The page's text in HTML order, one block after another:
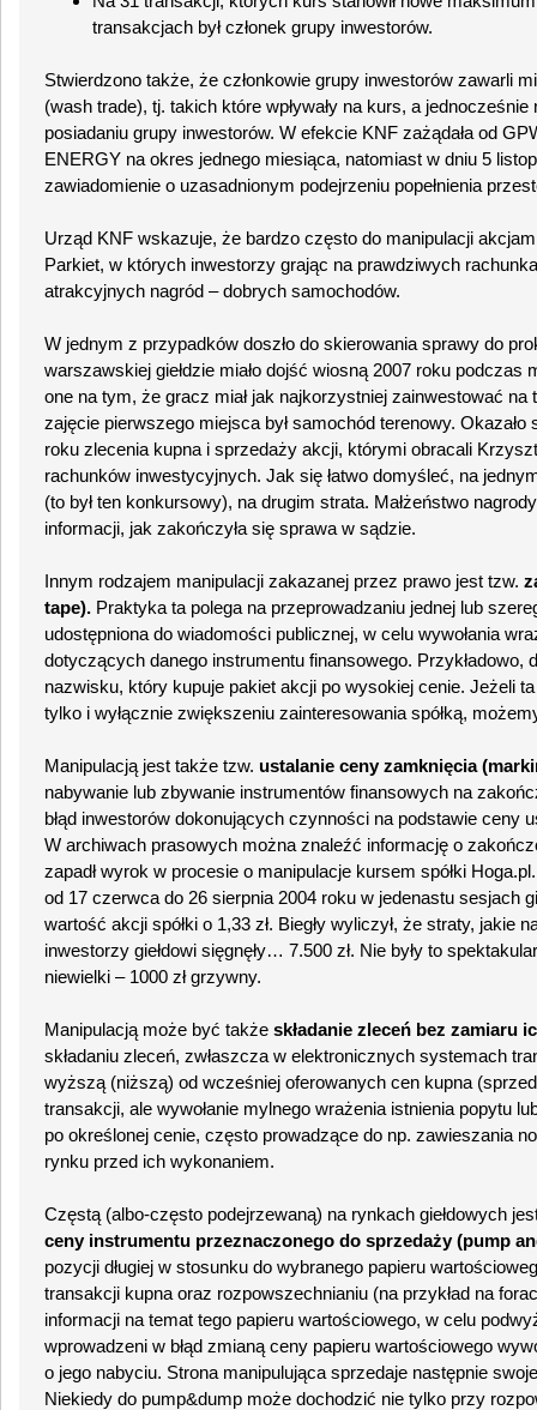
transakcjach był członek grupy inwestorów.
Stwierdzono także, że członkowie grupy inwestorów zawarli
(wash trade), tj. takich które wpływały na kurs, a
posiadaniu grupy inwestorów. W efekcie KNF zażądała od
ENERGY na okres jednego miesiąca, natomiast w dniu 5
zawiadomienie o uzasadnionym podejrzeniu popełnienia
Urząd KNF wskazuje, że bardzo często do manipulacji
Parkiet, w których inwestorzy grając na prawdziwych
atrakcyjnych nagród – dobrych samochodów.
W jednym z przypadków doszło do skierowania sprawy do
warszawskiej giełdzie miało dojść wiosną 2007 roku podczas
one na tym, że gracz miał jak najkorzystniej zainwestować
zajęcie pierwszego miejsca był samochód terenowy.
roku zlecenia kupna i sprzedaży akcji, którymi obracali
rachunków inwestycyjnych. Jak się łatwo domyśleć, na
(to był ten konkursowy), na drugim strata. Małżeństwo
informacji, jak zakończyła się sprawa w sądzie.
Innym rodzajem manipulacji zakazanej przez prawo jest tzw.
tape). Praktyka ta polega na przeprowadzaniu jednej lub
udostępniona do wiadomości publicznej, w celu wywołania
dotyczących danego instrumentu finansowego. Przykładowo,
nazwisku, który kupuje pakiet akcji po wysokiej cenie. Jeżeli
tylko i wyłącznie zwiększeniu zainteresowania spółką,
Manipulacją jest także tzw. ustalanie ceny zamknięcia
nabywanie lub zbywanie instrumentów finansowych na
błąd inwestorów dokonujących czynności na podstawie ceny
W archiwach prasowych można znaleźć informację o
zapadł wyrok w procesie o manipulacje kursem spółki
od 17 czerwca do 26 sierpnia 2004 roku w jedenastu sesjach
wartość akcji spółki o 1,33 zł. Biegły wyliczył, że straty, jakie
inwestorzy giełdowi sięgnęły… 7.500 zł. Nie były to
niewielki – 1000 zł grzywny.
Manipulacją może być także składanie zleceń bez zamiaru
składaniu zleceń, zwłaszcza w elektronicznych systemach
wyższą (niższą) od wcześniej oferowanych cen kupna
transakcji, ale wywołanie mylnego wrażenia istnienia popytu
po określonej cenie, często prowadzące do np. zawieszania
rynku przed ich wykonaniem.
Częstą (albo-często podejrzewaną) na rynkach giełdowych
ceny instrumentu przeznaczonego do sprzedaży (pump
pozycji długiej w stosunku do wybranego papieru
transakcji kupna oraz rozpowszechnianiu (na przykład na
informacji na temat tego papieru wartościowego, w celu
wprowadzeni w błąd zmianą ceny papieru wartościowego
o jego nabyciu. Strona manipulująca sprzedaje następnie
Niekiedy do pump&dump może dochodzić nie tylko przy